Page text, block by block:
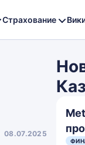
Страхование
08.07.2025